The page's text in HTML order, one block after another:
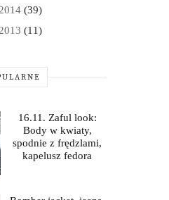
(39)
(11)
16.11. Zaful look:
Body w kwiaty,
spodnie z frędzlami,
kapelusz fedora